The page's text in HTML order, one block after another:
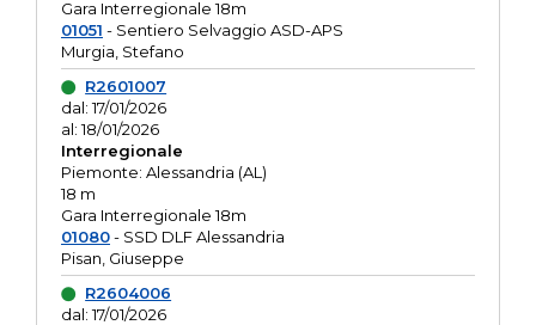
Gara Interregionale 18m
01051 - Sentiero Selvaggio ASD-APS
Murgia, Stefano
R2601007
dal: 17/01/2026
al: 18/01/2026
Interregionale
Piemonte: Alessandria (AL)
18 m
Gara Interregionale 18m
01080- SSD DLF Alessandria
Pisan, Giuseppe
R2604006
dal: 17/01/2026